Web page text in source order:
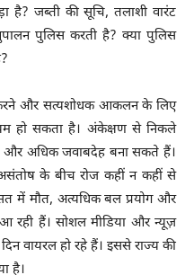
है? जब्ती की सूचि, तलाशी वारंट
पुलिस करती है? क्या पुलिस
करने और सत्यशोधक आकलन के लिए
हो सकता है। अंकेक्षण से निकले
और अधिक जवाबदेह बना सकते हैं।
असंतोष के बीच रोज कहीं न कहीं से
में मौत, अत्यधिक बल प्रयोग और
रही हैं। सोशल मीडिया और न्यूज़
वायरल हो रहे हैं। इससे राज्य की
है।